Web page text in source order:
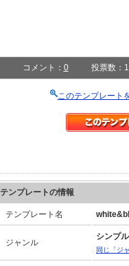
コメント： 0 投票数：
このテンプレート
テンプレートの情報
テンプレート名
ジャンル
シンプル
同じ「ジ